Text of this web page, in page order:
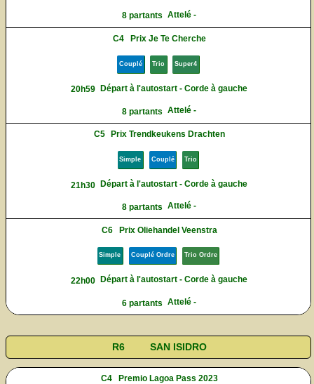
8 partants Attelé -
C4 Prix Je Te Cherche
Couplé Trio Super4
20h59 Départ à l'autostart - Corde à gauche
8 partants Attelé -
C5 Prix Trendkeukens Drachten
Simple Couplé Trio
21h30 Départ à l'autostart - Corde à gauche
8 partants Attelé -
C6 Prix Oliehandel Veenstra
Simple Couplé Ordre Trio Ordre
22h00 Départ à l'autostart - Corde à gauche
6 partants Attelé -
R6 SAN ISIDRO
C4 Premio Lagoa Pass 2023